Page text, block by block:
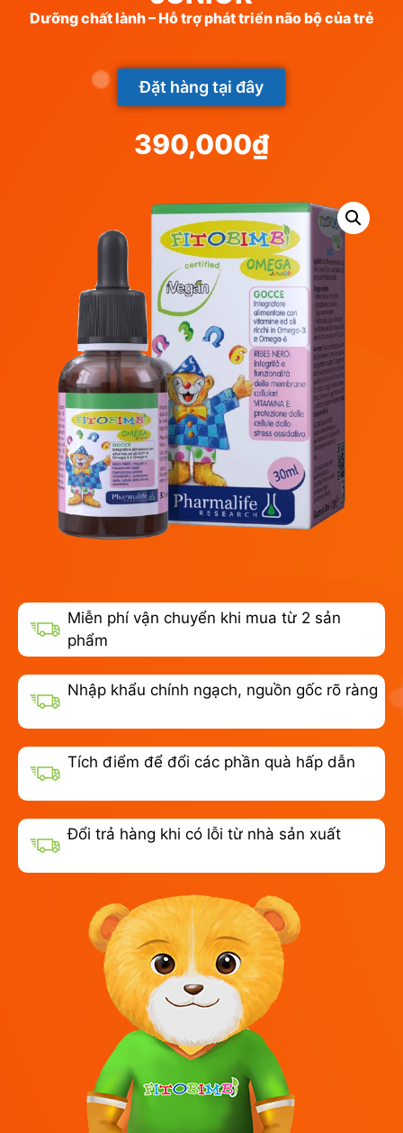
Dưỡng chất lành – Hỗ trợ phát triển não bộ của trẻ
Đặt hàng tại đây
390,000₫
Miễn phí vận chuyển khi mua từ 2 sản
phẩm
Nhập khẩu chính ngạch, nguồn gốc rõ ràng
Tích điểm để đổi các phần quà hấp dẫn
Đổi trả hàng khi có lỗi từ nhà sản xuất